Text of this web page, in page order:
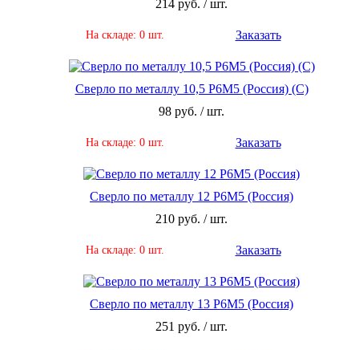
214 руб. / шт.
На складе: 0 шт. Заказать
Сверло по металлу 10,5 Р6М5 (Россия) (С)
98 руб. / шт.
На складе: 0 шт. Заказать
Сверло по металлу 12 Р6М5 (Россия)
210 руб. / шт.
На складе: 0 шт. Заказать
Сверло по металлу 13 Р6М5 (Россия)
251 руб. / шт.